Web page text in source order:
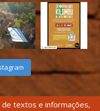
textos e informações,